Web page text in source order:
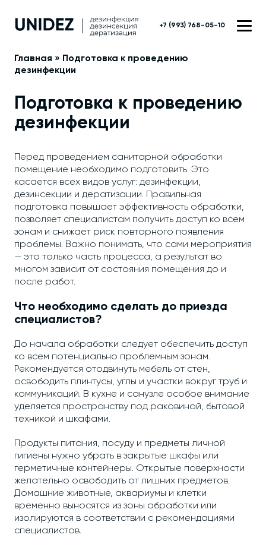
+7 (993) 768-05-10
Главная » Подготовка к проведению
дезинфекции
Подготовка к проведению
дезинфекции
Перед проведением санитарной обработки
помещение необходимо подготовить. Это
касается всех видов услуг: дезинфекции,
дезинсекции и дератизации. Правильная
подготовка повышает эффективность обработки,
позволяет специалистам получить доступ ко всем
зонам и снижает риск повторного появления
проблемы. Важно понимать, что сами мероприятия
— это только часть процесса, а результат во
многом зависит от состояния помещения до и
после работ.
Что необходимо сделать до приезда
специалистов?
До начала обработки следует обеспечить доступ
ко всем потенциально проблемным зонам.
Рекомендуется отодвинуть мебель от стен,
освободить плинтусы, углы и участки вокруг труб и
коммуникаций. В кухне и санузле особое внимание
уделяется пространству под раковиной, бытовой
техникой и шкафами.
Продукты питания, посуду и предметы личной
гигиены нужно убрать в закрытые шкафы или
герметичные контейнеры. Открытые поверхности
желательно освободить от лишних предметов.
Домашние животные, аквариумы и клетки
временно выносятся из зоны обработки или
изолируются в соответствии с рекомендациями
специалистов.